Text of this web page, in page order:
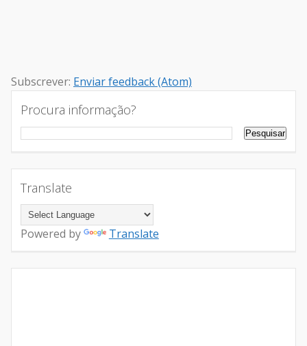
Subscrever: Enviar feedback (Atom)
Procura informação?
Translate
Powered by Translate